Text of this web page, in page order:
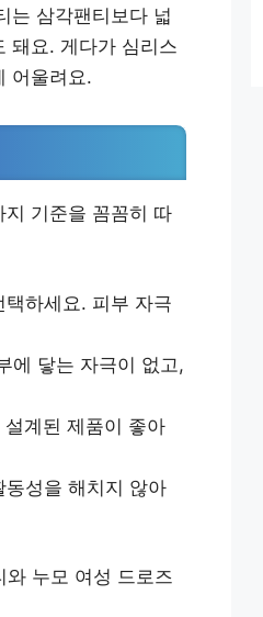
는 삼각팬티보다 넓
돼요. 게다가 심리스
어울려요.
기준을 꼼꼼히 따
하세요. 피부 자극
에 닿는 자극이 없고,
계된 제품이 좋아
성을 해치지 않아
누모 여성 드로즈